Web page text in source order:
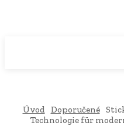
Úvod Doporučené
Technologie für